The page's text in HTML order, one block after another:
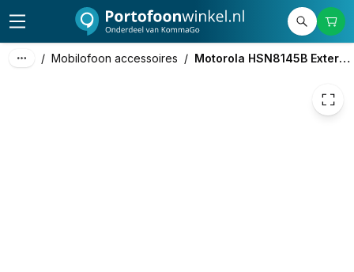
/ Mobilofoon accessoires / Motorola HSN8145B Externe Speaker 7.5W
33,50 excl. btw
40,54 incl. btw